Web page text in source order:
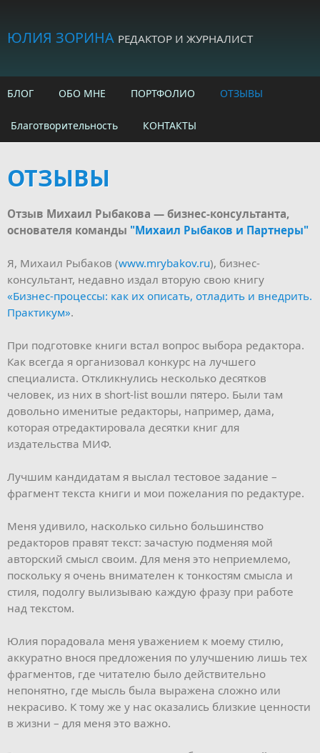
ЮЛИЯ ЗОРИНА РЕДАКТОР И ЖУРНАЛИСТ
БЛОГ ОБО МНЕ ПОРТФОЛИО ОТЗЫВЫ
Благотворительность КОНТАКТЫ
ОТЗЫВЫ
Отзыв Михаил Рыбакова — бизнес-консультанта,
основателя команды "Михаил Рыбаков и Партнеры"
Я, Михаил Рыбаков (www.mrybakov.ru), бизнес-
консультант, недавно издал вторую свою книгу
«Бизнес-процессы: как их описать, отладить и внедрить.
Практикум».
При подготовке книги встал вопрос выбора редактора.
Как всегда я организовал конкурс на лучшего
специалиста. Откликнулись несколько десятков
человек, из них в short-list вошли пятеро. Были там
довольно именитые редакторы, например, дама,
которая отредактировала десятки книг для
издательства МИФ.
Лучшим кандидатам я выслал тестовое задание –
фрагмент текста книги и мои пожелания по редактуре.
Меня удивило, насколько сильно большинство
редакторов правят текст: зачастую подменяя мой
авторский смысл своим. Для меня это неприемлемо,
поскольку я очень внимателен к тонкостям смысла и
стиля, подолгу вылизываю каждую фразу при работе
над текстом.
Юлия порадовала меня уважением к моему стилю,
аккуратно внося предложения по улучшению лишь тех
фрагментов, где читателю было действительно
непонятно, где мысль была выражена сложно или
некрасиво. К тому же у нас оказались близкие ценности
в жизни – для меня это важно.